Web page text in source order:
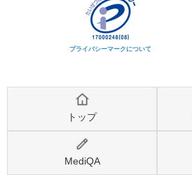
プライバシーマークについて
トップ
MediQA